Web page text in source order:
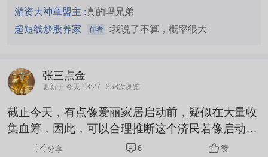
游资大神章盟主 :真的吗兄弟
超短线炒股养家
作者 :我说了不算，概率很大
张三点金
更新于 今天 13:27 358次浏览
截止今天，有点像爱丽家居启动前，疑似在大量收
集血筹，因此，可以合理推断这个济民若像启动主
升，还得围绕目前方案添油加醋，因为不着调是济
分享 6 赞